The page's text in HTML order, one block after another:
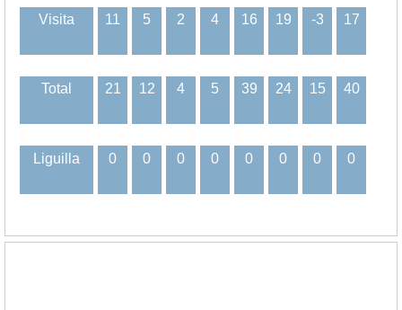
Visita 11 5 2 4 16 19 -3 17
Total 21 12 4 5 39 24 15 40
Liguilla 0 0 0 0 0 0 0 0